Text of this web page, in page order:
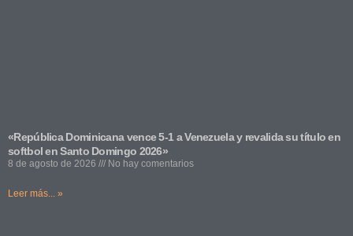
«República Dominicana vence 5-1 a Venezuela y revalida su título en
softbol en Santo Domingo 2026»
8 de agosto de 2026 No hay comentarios
Leer más... »